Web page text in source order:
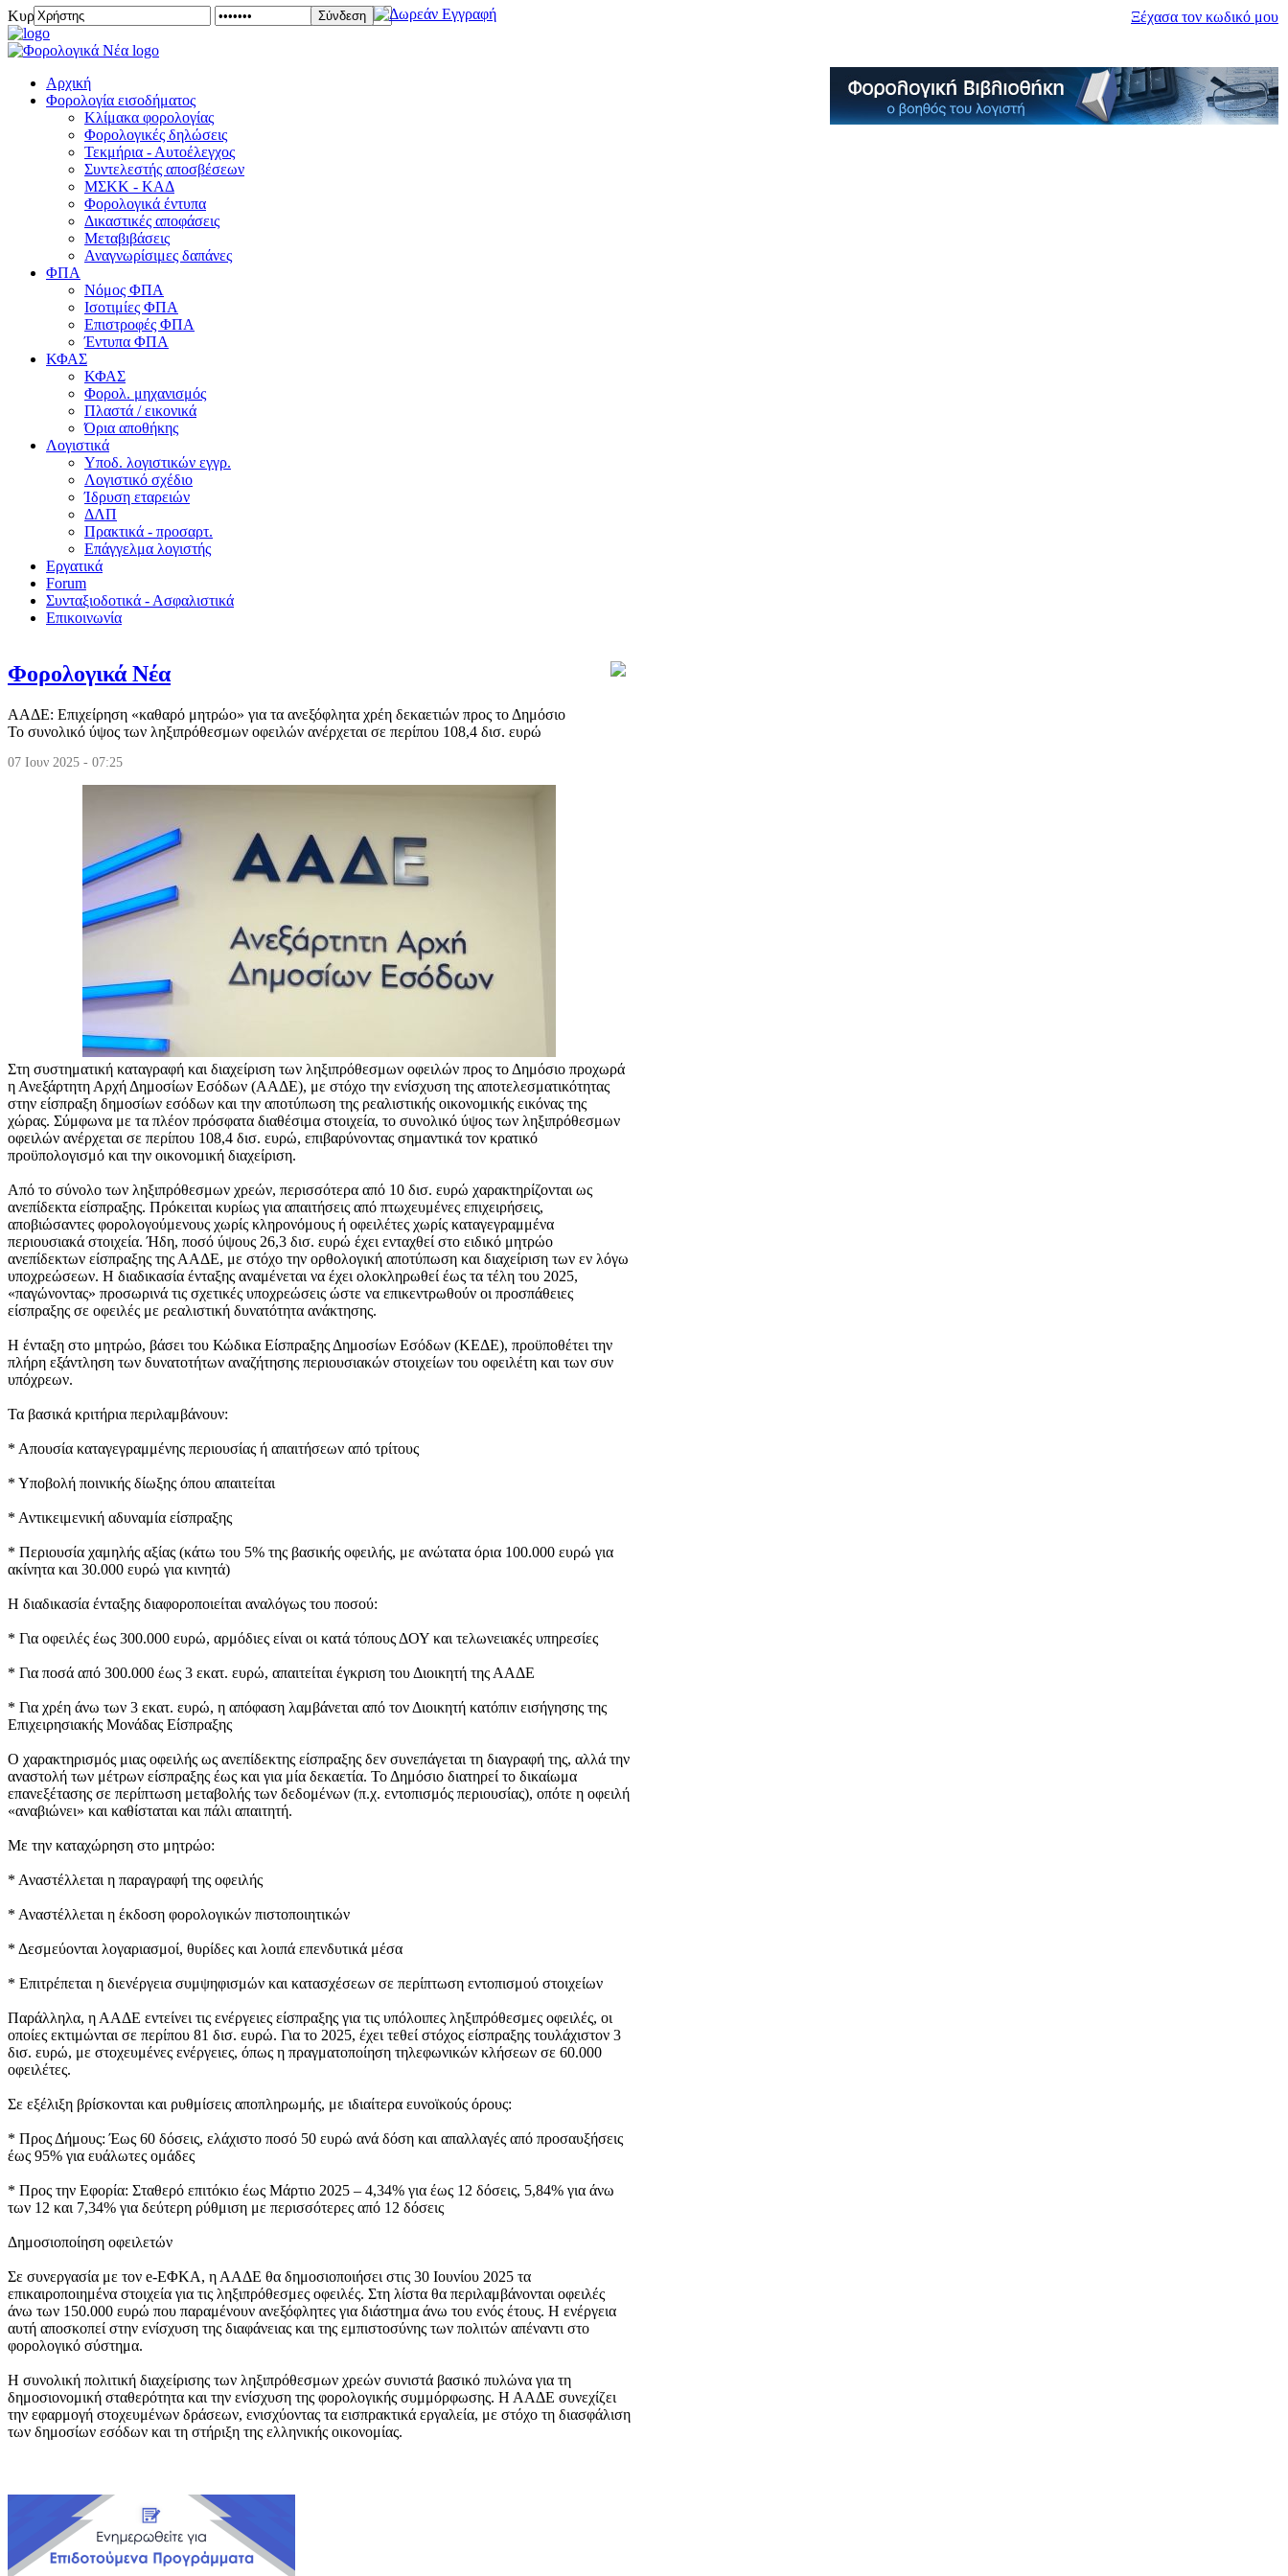
Κυριακή 09 Αυγούστου 2026
Αρχική
Φορολογία εισοδήματος
Κλίμακα φορολογίας
Φορολογικές δηλώσεις
Τεκμήρια - Αυτοέλεγχος
Συντελεστής αποσβέσεων
ΜΣKΚ - ΚΑΔ
Φορολογικά έντυπα
Δικαστικές αποφάσεις
Μεταβιβάσεις
Αναγνωρίσιμες δαπάνες
ΦΠΑ
Νόμος ΦΠΑ
Ισοτιμίες ΦΠΑ
Επιστροφές ΦΠΑ
Έντυπα ΦΠΑ
ΚΦΑΣ
ΚΦΑΣ
Φορολ. μηχανισμός
Πλαστά / εικονικά
Όρια αποθήκης
Λογιστικά
Υποδ. λογιστικών εγγρ.
Λογιστικό σχέδιο
Ίδρυση εταρειών
ΔΛΠ
Πρακτικά - προσαρτ.
Επάγγελμα λογιστής
Εργατικά
Forum
Συνταξιοδοτικά - Ασφαλιστικά
Επικοινωνία
Σύνδεση Ξέχασα τον κωδικό μου
Φορολογικά Νέα
AAΔΕ: Επιχείρηση «καθαρό μητρώο» για τα ανεξόφλητα χρέη δεκαετιών προς το Δημόσιο
Το συνολικό ύψος των ληξιπρόθεσμων οφειλών ανέρχεται σε περίπου 108,4 δισ. ευρώ
07 Ιουν 2025 - 07:25
Στη συστηματική καταγραφή και διαχείριση των ληξιπρόθεσμων οφειλών προς το Δημόσιο προχωρά
η Ανεξάρτητη Αρχή Δημοσίων Εσόδων (ΑΑΔΕ), με στόχο την ενίσχυση της αποτελεσματικότητας
στην είσπραξη δημοσίων εσόδων και την αποτύπωση της ρεαλιστικής οικονομικής εικόνας της
χώρας. Σύμφωνα με τα πλέον πρόσφατα διαθέσιμα στοιχεία, το συνολικό ύψος των ληξιπρόθεσμων
οφειλών ανέρχεται σε περίπου 108,4 δισ. ευρώ, επιβαρύνοντας σημαντικά τον κρατικό
προϋπολογισμό και την οικονομική διαχείριση.
Από το σύνολο των ληξιπρόθεσμων χρεών, περισσότερα από 10 δισ. ευρώ χαρακτηρίζονται ως
ανεπίδεκτα είσπραξης. Πρόκειται κυρίως για απαιτήσεις από πτωχευμένες επιχειρήσεις,
αποβιώσαντες φορολογούμενους χωρίς κληρονόμους ή οφειλέτες χωρίς καταγεγραμμένα
περιουσιακά στοιχεία. Ήδη, ποσό ύψους 26,3 δισ. ευρώ έχει ενταχθεί στο ειδικό μητρώο
ανεπίδεκτων είσπραξης της ΑΑΔΕ, με στόχο την ορθολογική αποτύπωση και διαχείριση των εν λόγω
υποχρεώσεων. Η διαδικασία ένταξης αναμένεται να έχει ολοκληρωθεί έως τα τέλη του 2025,
«παγώνοντας» προσωρινά τις σχετικές υποχρεώσεις ώστε να επικεντρωθούν οι προσπάθειες
είσπραξης σε οφειλές με ρεαλιστική δυνατότητα ανάκτησης.
Η ένταξη στο μητρώο, βάσει του Κώδικα Είσπραξης Δημοσίων Εσόδων (ΚΕΔΕ), προϋποθέτει την
πλήρη εξάντληση των δυνατοτήτων αναζήτησης περιουσιακών στοιχείων του οφειλέτη και των συν
υπόχρεων.
Τα βασικά κριτήρια περιλαμβάνουν:
* Απουσία καταγεγραμμένης περιουσίας ή απαιτήσεων από τρίτους
* Υποβολή ποινικής δίωξης όπου απαιτείται
* Αντικειμενική αδυναμία είσπραξης
* Περιουσία χαμηλής αξίας (κάτω του 5% της βασικής οφειλής, με ανώτατα όρια 100.000 ευρώ για
ακίνητα και 30.000 ευρώ για κινητά)
Η διαδικασία ένταξης διαφοροποιείται αναλόγως του ποσού:
* Για οφειλές έως 300.000 ευρώ, αρμόδιες είναι οι κατά τόπους ΔΟΥ και τελωνειακές υπηρεσίες
* Για ποσά από 300.000 έως 3 εκατ. ευρώ, απαιτείται έγκριση του Διοικητή της ΑΑΔΕ
* Για χρέη άνω των 3 εκατ. ευρώ, η απόφαση λαμβάνεται από τον Διοικητή κατόπιν εισήγησης της
Επιχειρησιακής Μονάδας Είσπραξης
Ο χαρακτηρισμός μιας οφειλής ως ανεπίδεκτης είσπραξης δεν συνεπάγεται τη διαγραφή της, αλλά την
αναστολή των μέτρων είσπραξης έως και για μία δεκαετία. Το Δημόσιο διατηρεί το δικαίωμα
επανεξέτασης σε περίπτωση μεταβολής των δεδομένων (π.χ. εντοπισμός περιουσίας), οπότε η οφειλή
«αναβιώνει» και καθίσταται και πάλι απαιτητή.
Με την καταχώρηση στο μητρώο:
* Αναστέλλεται η παραγραφή της οφειλής
* Αναστέλλεται η έκδοση φορολογικών πιστοποιητικών
* Δεσμεύονται λογαριασμοί, θυρίδες και λοιπά επενδυτικά μέσα
* Επιτρέπεται η διενέργεια συμψηφισμών και κατασχέσεων σε περίπτωση εντοπισμού στοιχείων
Παράλληλα, η ΑΑΔΕ εντείνει τις ενέργειες είσπραξης για τις υπόλοιπες ληξιπρόθεσμες οφειλές, οι
οποίες εκτιμώνται σε περίπου 81 δισ. ευρώ. Για το 2025, έχει τεθεί στόχος είσπραξης τουλάχιστον 3
δισ. ευρώ, με στοχευμένες ενέργειες, όπως η πραγματοποίηση τηλεφωνικών κλήσεων σε 60.000
οφειλέτες.
Σε εξέλιξη βρίσκονται και ρυθμίσεις αποπληρωμής, με ιδιαίτερα ευνοϊκούς όρους:
* Προς Δήμους: Έως 60 δόσεις, ελάχιστο ποσό 50 ευρώ ανά δόση και απαλλαγές από προσαυξήσεις
έως 95% για ευάλωτες ομάδες
* Προς την Εφορία: Σταθερό επιτόκιο έως Μάρτιο 2025 – 4,34% για έως 12 δόσεις, 5,84% για άνω
των 12 και 7,34% για δεύτερη ρύθμιση με περισσότερες από 12 δόσεις
Δημοσιοποίηση οφειλετών
Σε συνεργασία με τον e-ΕΦΚΑ, η ΑΑΔΕ θα δημοσιοποιήσει στις 30 Ιουνίου 2025 τα
επικαιροποιημένα στοιχεία για τις ληξιπρόθεσμες οφειλές. Στη λίστα θα περιλαμβάνονται οφειλές
άνω των 150.000 ευρώ που παραμένουν ανεξόφλητες για διάστημα άνω του ενός έτους. Η ενέργεια
αυτή αποσκοπεί στην ενίσχυση της διαφάνειας και της εμπιστοσύνης των πολιτών απέναντι στο
φορολογικό σύστημα.
Η συνολική πολιτική διαχείρισης των ληξιπρόθεσμων χρεών συνιστά βασικό πυλώνα για τη
δημοσιονομική σταθερότητα και την ενίσχυση της φορολογικής συμμόρφωσης. Η ΑΑΔΕ συνεχίζει
την εφαρμογή στοχευμένων δράσεων, ενισχύοντας τα εισπρακτικά εργαλεία, με στόχο τη διασφάλιση
των δημοσίων εσόδων και τη στήριξη της ελληνικής οικονομίας.